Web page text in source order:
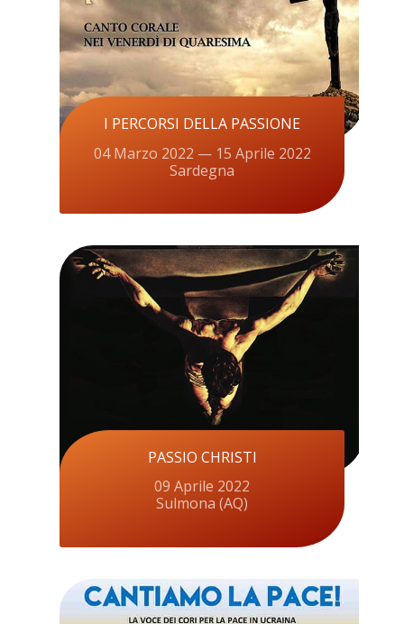
I PERCORSI DELLA PASSIONE
04 Marzo 2022 — 15 Aprile 2022
Sardegna
PASSIO CHRISTI
09 Aprile 2022
Sulmona (AQ)